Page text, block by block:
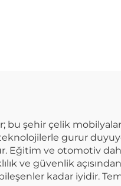
bu şehir çelik
gurur
Eğitim ve otomotiv
ve güvenlik
kadar iyidir.